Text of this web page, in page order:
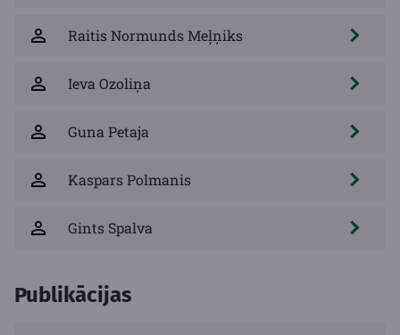
Raitis Normunds Meļņiks
Ieva Ozoliņa
Guna Petaja
Kaspars Polmanis
Gints Spalva
Publikācijas